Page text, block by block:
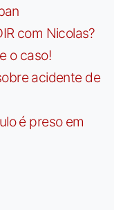
com Nicolas?
o caso!
acidente de
é preso em